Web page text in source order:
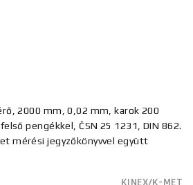
2000 mm, 0,02 mm, karok 200
pengékkel, ČSN 25 1231, DIN 862.
mérési jegyzőkönyvvel együtt